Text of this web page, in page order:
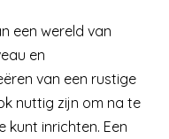
een wereld van
en
van een rustige
nuttig zijn om na te
kunt inrichten. Een